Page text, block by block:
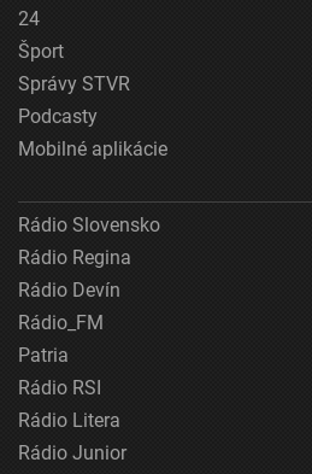
24
Šport
Správy STVR
Podcasty
Mobilné aplikácie
Rádio Slovensko
Rádio Regina
Rádio Devín
Rádio_FM
Patria
Rádio RSI
Rádio Litera
Rádio Junior